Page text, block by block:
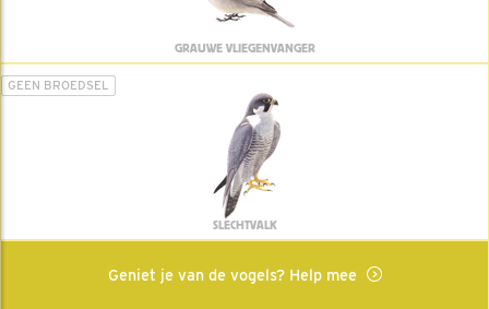
GRAUWE VLIEGENVANGER
GEEN BROEDSEL
SLECHTVALK
Geniet je van de vogels? Help mee